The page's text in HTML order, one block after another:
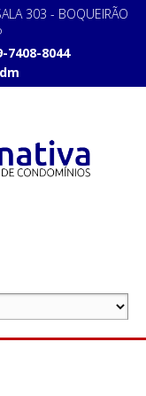
303 - BOQUEIRÃO
7408-8044